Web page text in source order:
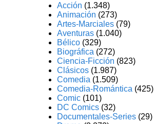
Acción (1.348)
Animación (273)
Artes-Marciales (79)
Aventuras (1.040)
Bélico (329)
Biográfica (272)
Ciencia-Ficción (823)
Clásicos (1.987)
Comedia (1.509)
Comedia-Romántica (425)
Comic (101)
DC Comics (32)
Documentales-Series (29)